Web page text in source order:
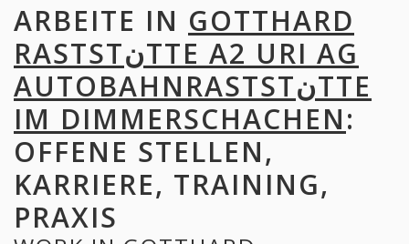
ARBEITE IN GOTTHARD
RASTSTنTTE A2 URI AG
AUTOBAHNRASTSTنTTE
IM DIMMERSCHACHEN:
OFFENE STELLEN,
KARRIERE, TRAINING,
PRAXIS